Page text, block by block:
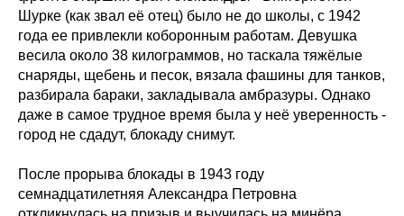
Шурке (как звал её отец) было не до школы, с 1942
года ее привлекли коборонным работам. Девушка
весила около 38 килограммов, но таскала тяжёлые
снаряды, щебень и песок, вязала фашины для танков,
разбирала бараки, закладывала амбразуры. Однако
даже в самое трудное время была у неё уверенность -
город не сдадут, блокаду снимут.
После прорыва блокады в 1943 году
семнадцатилетняя Александра Петровна